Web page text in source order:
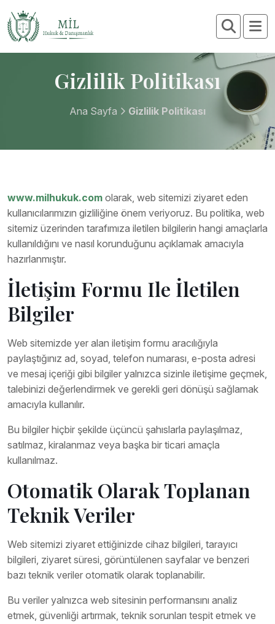
Gizlilik Politikası
Ana Sayfa Gizlilik Politikası
www.milhukuk.com olarak, web sitemizi ziyaret eden
kullanıcılarımızın gizliliğine önem veriyoruz. Bu politika, web
sitemiz üzerinden tarafımıza iletilen bilgilerin hangi amaçlarla
kullanıldığını ve nasıl korunduğunu açıklamak amacıyla
hazırlanmıştır.
İletişim Formu Ile İletilen
Bilgiler
Web sitemizde yer alan iletişim formu aracılığıyla
paylaştığınız ad, soyad, telefon numarası, e-posta adresi
ve mesaj içeriği gibi bilgiler yalnızca sizinle iletişime geçmek,
talebinizi değerlendirmek ve gerekli geri dönüşü sağlamak
amacıyla kullanılır.
Bu bilgiler hiçbir şekilde üçüncü şahıslarla paylaşılmaz,
satılmaz, kiralanmaz veya başka bir ticari amaçla
kullanılmaz.
Otomatik Olarak Toplanan
Teknik Veriler
Web sitemizi ziyaret ettiğinizde cihaz bilgileri, tarayıcı
bilgileri, ziyaret süresi, görüntülenen sayfalar ve benzeri
bazı teknik veriler otomatik olarak toplanabilir.
Bu veriler yalnızca web sitesinin performansını analiz
etmek, güvenliği artırmak, teknik sorunları tespit etmek ve